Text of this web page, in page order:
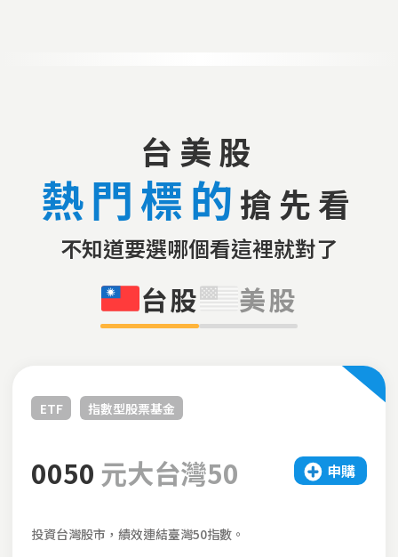
台美股
熱門標的 搶先看
不知道要選哪個看這裡就對了
台股 美股
ETF 指數型股票基金
0050 元大台灣50 申購
投資台灣股市，績效連結臺灣50指數。